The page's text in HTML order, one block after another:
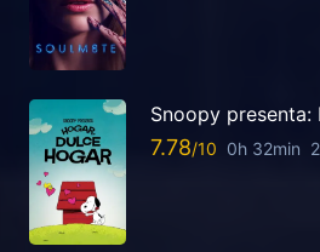
Snoopy
7.78 0h 32min